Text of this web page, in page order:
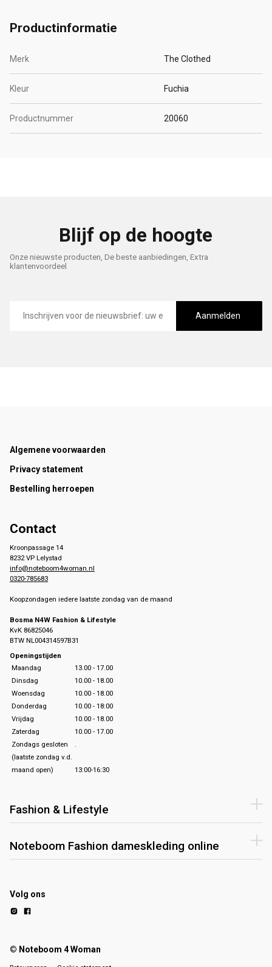
Productinformatie
Merk The Clothed
Kleur Fuchia
Productnummer 20060
Blijf op de hoogte
Onze nieuwste producten, De beste aanbiedingen, Extra
klantenvoordeel
mailadres
Aanmelden
Footer
Algemene voorwaarden
Privacy statement
Bestelling herroepen
Contact
Kroonpassage 14
8232 VP Lelystad
info@noteboom4woman.nl
0320-785683
Koopzondagen iedere laatste zondag van de maand
Bosma N4W Fashion & Lifestyle
KvK 86825046
BTW NL004314597B31
Openingstijden
Maandag
13.00 - 17.00
Dinsdag
10.00 - 18.00
Woensdag
10.00 - 18.00
Donderdag
10.00 - 18:00
Vrijdag
10.00 - 18.00
Zaterdag
10.00 - 17.00
Zondags gesloten
.
(laatste zondag v.d.
maand open)
13:00-16:30
Fashion & Lifestyle
Noteboom Fashion dameskleding online
Volg ons
© Noteboom 4 Woman